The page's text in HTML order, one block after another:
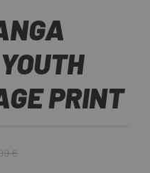
PRINT
€